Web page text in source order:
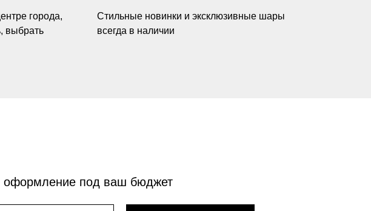
города,
выбрать
Стильные новинки и эксклюзивные шары
всегда в наличии
оформление под ваш бюджет